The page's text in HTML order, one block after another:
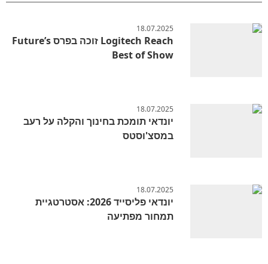
18.07.2025
Logitech Reach זוכה בפרס Future’s
Best of Show
18.07.2025
יונדאי תומכת בחינוך והקלה על רעב
במסצ'וסטס
18.07.2025
יונדאי פליסייד 2026: אסטרטגיית
תמחור מפתיעה